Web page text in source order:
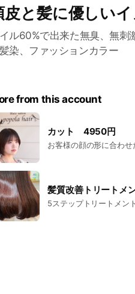
皮と髪に優しい
ル60%で出来た無臭、無刺
染、ファッションカラー
from this account
カット 4950円
お客様の顔の形に合わ
髪質改善トリート
5ステップトリートメン